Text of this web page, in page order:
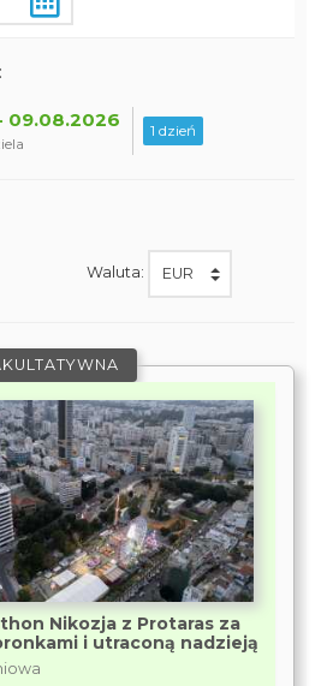
09.08.2026 1 dzień
Waluta:
Nikozja z Protaras za
i utraconą nadzieją